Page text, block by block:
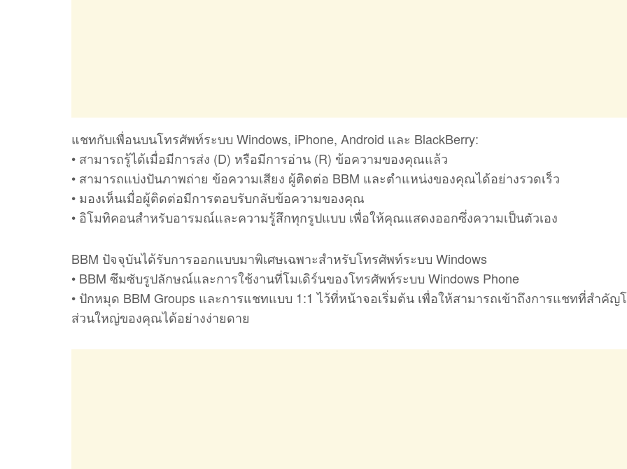
แชทกับเพื่อนบนโทรศัพท์ระบบ Windows, iPhone, Android และ BlackBerry:
• สามารถรู้ได้เมื่อมีการส่ง (D) หรือมีการอ่าน (R) ข้อความของคุณแล้ว
• สามารถแบ่งปันภาพถ่าย ข้อความเสียง ผู้ติดต่อ BBM และตำแหน่งของคุณได้อย่างรวดเร็ว
• มองเห็นเมื่อผู้ติดต่อมีการตอบรับกลับข้อความของคุณ
• อิโมทิคอนสำหรับอารมณ์และความรู้สึกทุกรูปแบบ เพื่อให้คุณแสดงออกซึ่งความเป็นตัวเอง
BBM ปัจจุบันได้รับการออกแบบมาพิเศษเฉพาะสำหรับโทรศัพท์ระบบ Windows
• BBM ซึมซับรูปลักษณ์และการใช้งานที่โมเดิร์นของโทรศัพท์ระบบ Windows Phone
• ปักหมุด BBM Groups และการแชทแบบ 1:1 ไว้ที่หน้าจอเริ่มต้น เพื่อให้สามารถเข้าถึงการแชทที่สำคัญ
ส่วนใหญ่ของคุณได้อย่างง่ายดาย